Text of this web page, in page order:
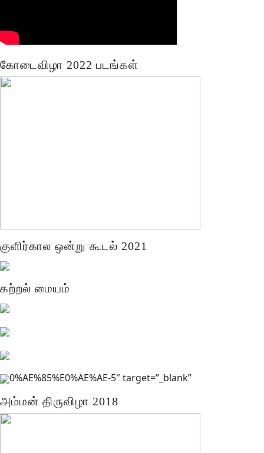
கோடைவிழா 2022 படங்கள்
குளிர்கால ஒன்று கூடல் 2021
கற்றல் மையம்
0%AE%85%E0%AE%AE-5″ target=”_blank”
அம்மன் திருவிழா 2018